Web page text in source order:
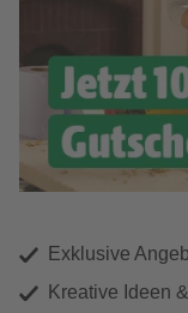
Exklusive
Kreative Ideen